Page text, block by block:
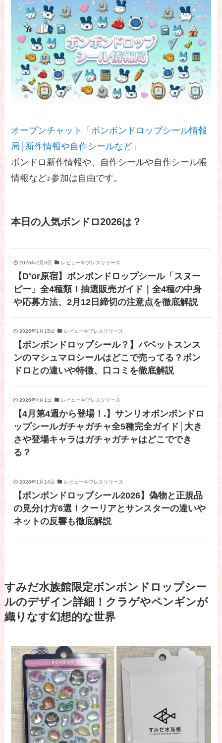
オープンチャット「ボンボンドロップシール情報
局│新作情報や自作シールなど」
ボンドロ新作情報や、自作シールや自作シール帳
情報など♪参加は自由です。
本日の人気ボンドロ2026は？
2026年2月9日 レビューやプレスリリース
【D’or原宿】ボンボンドロップシール「スヌー
ピー」全4種類！抽選販売ガイド｜全4種の中身
や応募方法、2月12日締切の注意点を徹底解説
2026年1月15日 レビューやプレスリリース
【ボンボンドロップシール？】パペットスンス
ンのマシュマロシールはどこで売ってる？ボン
ドロとの違いや特徴、口コミを徹底解説
2026年4月1日 レビューやプレスリリース
【4月第4週から登場！.】サンリオボンボンドロ
ップシールガチャガチャ全5種完全ガイド│大き
さや登場キャラはガチャガチャはどこででき
る？
2026年1月14日 レビューやプレスリリース
【ボンボンドロップシール2026】偽物と正規品
の見分け方6選！クーリアとサンスターの違いや
ネットの反響も徹底解説
すみだ水族館限定ボンボンドロップシー
ルのデザイン詳細！クラゲやペンギンが
織りなす幻想的な世界